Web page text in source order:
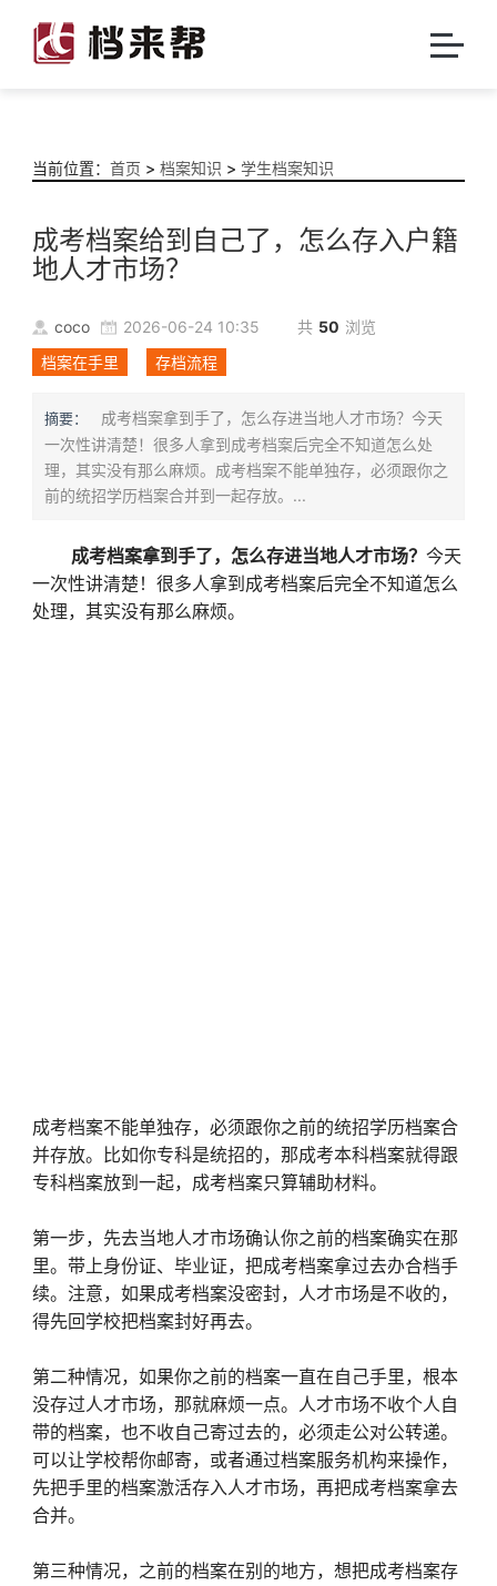
当前位置： 首页 > 档案知识 > 学生档案知识
成考档案给到自己了，怎么存入户籍
地人才市场？
coco 2026-06-24 10:35 共 50 浏览
档案在手里
存档流程
摘要：
成考档案拿到手了，怎么存进当地人才市场？今天
一次性讲清楚！很多人拿到成考档案后完全不知道怎么处
理，其实没有那么麻烦。成考档案不能单独存，必须跟你之
前的统招学历档案合并到一起存放。...
成考档案拿到手了，怎么存进当地人才市场？ 今天
一次性讲清楚！很多人拿到成考档案后完全不知道怎么
处理，其实没有那么麻烦。
成考档案不能单独存，必须跟你之前的统招学历档案合
并存放。比如你专科是统招的，那成考本科档案就得跟
专科档案放到一起，成考档案只算辅助材料。
第一步，先去当地人才市场确认你之前的档案确实在那
里。带上身份证、毕业证，把成考档案拿过去办合档手
续。注意，如果成考档案没密封，人才市场是不收的，
得先回学校把档案封好再去。
第二种情况，如果你之前的档案一直在自己手里，根本
没存过人才市场，那就麻烦一点。人才市场不收个人自
带的档案，也不收自己寄过去的，必须走公对公转递。
可以让学校帮你邮寄，或者通过档案服务机构来操作，
先把手里的档案激活存入人才市场，再把成考档案拿去
合并。
第三种情况，之前的档案在别的地方，想把成考档案存